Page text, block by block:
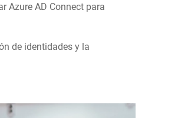
Azure AD Connect para
de identidades y la